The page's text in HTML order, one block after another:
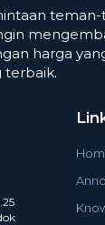
harga
terbaik.